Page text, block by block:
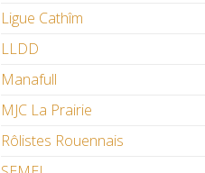
Ligue Cathîm
LLDD
Manafull
MJC La Prairie
Rôlistes Rouennais